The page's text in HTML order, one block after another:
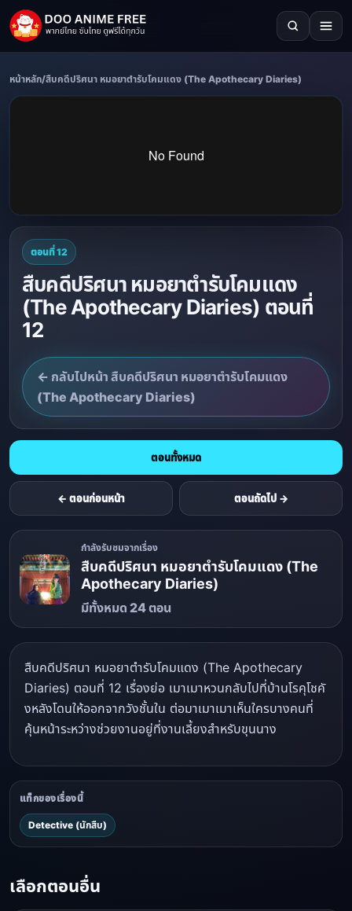
หน้าหลัก/สืบคดีปริศนา หมอยาตำรับโคมแดง (The Apothecary Diaries)
ตอนที่ 12
สืบคดีปริศนา หมอยาตำรับโคมแดง
(The Apothecary Diaries) ตอนที่
12
← กลับไปหน้า สืบคดีปริศนา หมอยาตำรับโคมแดง
(The Apothecary Diaries)
← ตอนก่อนหน้า
ตอนทั้งหมด
ตอนถัดไป →
กำลังรับชมจากเรื่อง
สืบคดีปริศนา หมอยาตำรับโคมแดง (The
Apothecary Diaries)
มีทั้งหมด 24 ตอน
สืบคดีปริศนา หมอยาตำรับโคมแดง (The Apothecary
Diaries) ตอนที่ 12 เรื่องย่อ เมาเมาหวนกลับไปที่บ้านโรคุโชคั
งหลังโดนให้ออกจากวังชั้นใน ต่อมาเมาเมาเห็นใครบางคนที่
คุ้นหน้าระหว่างช่วยงานอยู่ที่งานเลี้ยงสำหรับขุนนาง
แท็กของเรื่องนี้
Detective (นักสืบ)
เลือกตอนอื่น